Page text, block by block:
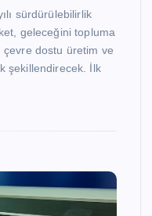
sürdürülebilirlik
geleceğini topluma
çevre dostu üretim ve
şekillendirecek. İlk